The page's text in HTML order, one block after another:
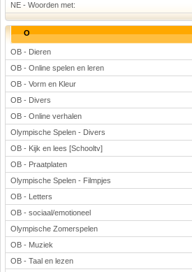
NE - Woorden met:
O
OB - Dieren
OB - Online spelen en leren
OB - Vorm en Kleur
OB - Divers
OB - Online verhalen
Olympische Spelen - Divers
OB - Kijk en lees [Schooltv]
OB - Praatplaten
Olympische Spelen - Filmpjes
OB - Letters
OB - sociaal/emotioneel
Olympische Zomerspelen
OB - Muziek
OB - Taal en lezen